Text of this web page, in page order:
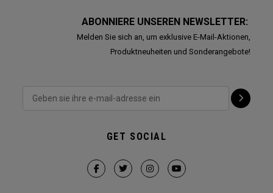
ABONNIERE UNSEREN NEWSLETTER:
Melden Sie sich an, um exklusive E-Mail-Aktionen,
Produktneuheiten und Sonderangebote!
GET SOCIAL